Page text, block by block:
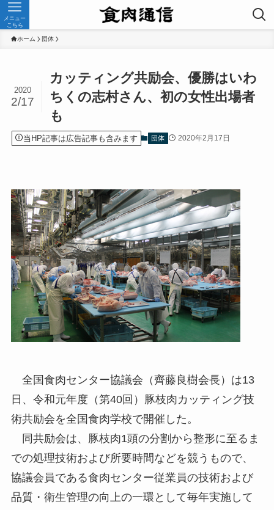
メニュー
こちら
ホーム 団体
カッティング共励会、優勝はいわ
ちくの志村さん、初の女性出場者
も
2020
2/17
当HP記事は広告記事も含みます 団体 2020年2月17日
全国食肉センター協議会（齊藤良樹会長）は13
日、令和元年度（第40回）豚枝肉カッティング技
術共励会を全国食肉学校で開催した。
同共励会は、豚枝肉1頭の分割から整形に至るま
での処理技術および所要時間などを競うもので、
協議会員である食肉センター従業員の技術および
品質・衛生管理の向上の一環として毎年実施して